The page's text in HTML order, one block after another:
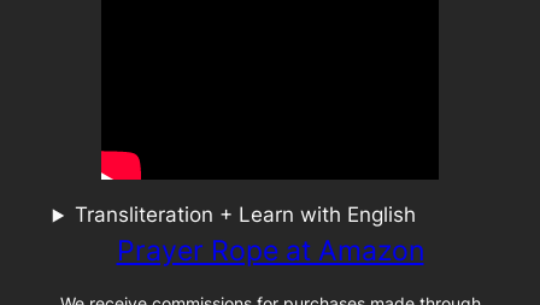
Transliteration + Learn with English
Prayer Rope at Amazon